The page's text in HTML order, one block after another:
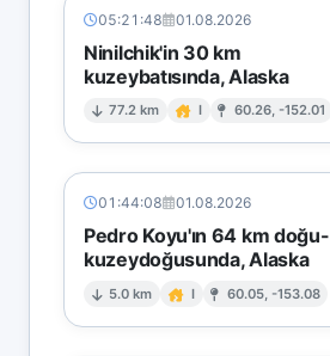
05:21:48 01.08.2026
Ninilchik'in 30 km
kuzeybatısında, Alaska
77.2 km I 60.26, -152.01
01:44:08 01.08.2026
Pedro Koyu'ın 64 km doğu-
kuzeydoğusunda, Alaska
5.0 km I 60.05, -153.08